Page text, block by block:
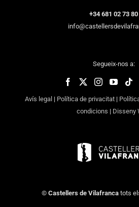
+34 681 02 73 80
Segueix-nos a:
Avís legal | Política de privacitat|
condicions | Disseny
© Castellers de Vilafrancatots